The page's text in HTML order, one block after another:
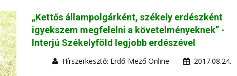
„Kettős állampolgárként, székely erdészként
igyekszem megfelelni a követelményeknek” -
Interjú Székelyföld legjobb erdészével
Hírszerkesztő: Erdő-Mező Online 2017.08.24.